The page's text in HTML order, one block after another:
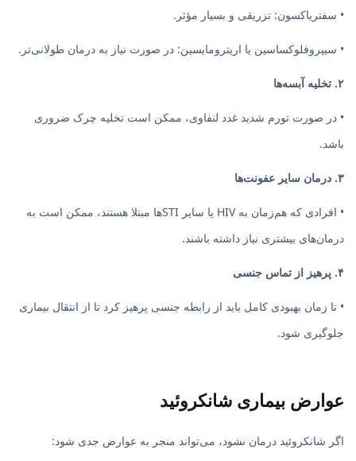
• سفتریاکسون: تزریقی و بسیار مؤثر.
• سیپروفلوکساسین یا اریترومایسین: در صورت نیاز به درمان طولانی‌تر.
۲. تخلیه آبسه‌ها
• در صورت تورم شدید غدد لنفاوی، ممکن است تخلیه چرک ضروری
باشد.
۳. درمان سایر عفونت‌ها
• افرادی که هم‌زمان به HIV یا سایر STI‌ها مبتلا هستند، ممکن است به
درمان‌های بیشتری نیاز داشته باشند.
۴. پرهیز از تماس جنسی
• تا زمان بهبودی کامل باید از رابطه جنسی پرهیز کرد تا از انتقال بیماری
جلوگیری شود.
عوارض بیماری شانکروئید
اگر شانکروئید درمان نشود، می‌تواند منجر به عوارض جدی شود: